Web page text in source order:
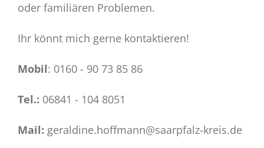
oder familiären Problemen.
Ihr könnt mich gerne kontaktieren!
Mobil: 0160 - 90 73 85 86
Tel.: 06841 - 104 8051
Mail: geraldine.hoffmann@saarpfalz-kreis.de